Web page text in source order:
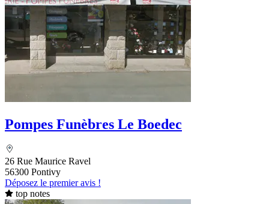
Pompes Funèbres Le Boedec
26 Rue Maurice Ravel
56300 Pontivy
Déposez le premier avis !
top notes